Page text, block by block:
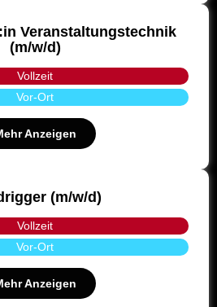
Veranstaltungstechnik
(m/w/d)
Vollzeit
Vor-Ort
Anzeigen
(m/w/d)
Vollzeit
Vor-Ort
Anzeigen